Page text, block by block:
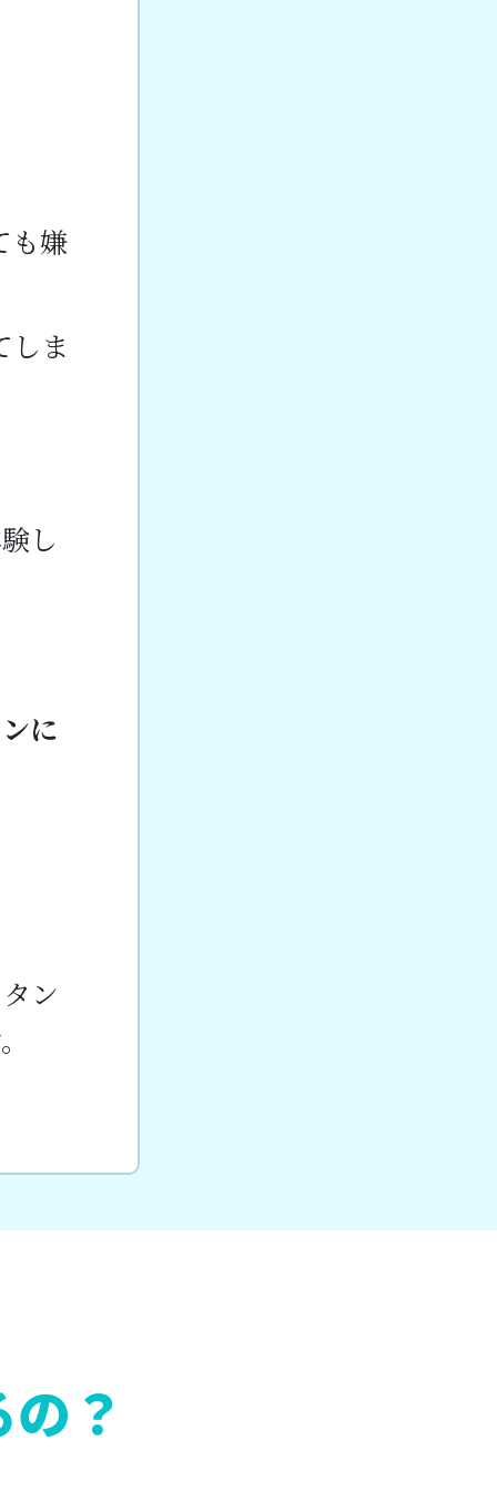
も嫌
しま
し
に
ン
？